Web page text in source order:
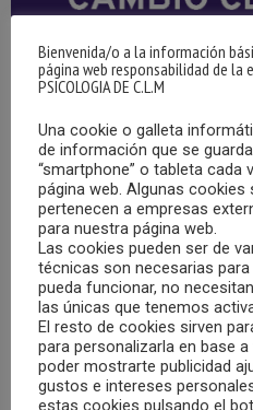
25/04/2024 – JORNADA
“REPERCUSIONES DEL
LA SEGURIDAD Y
29/04/2024
El 25 de abril de 2024
“Repercusiones del
salud en el trabajo”,
Seguridad y Salud en el
de Trabajo y Economía
Bienvenida/o a la información
página web responsabilidad de la
PSICOLOGIA DE C.L.M
Una cookie o galleta
de información que se
“smartphone” o tableta cada
página web. Algunas
pertenecen a empresas
para nuestra página web.
Las cookies pueden ser de
técnicas son necesarias
pueda funcionar, no
las únicas que tenemos
El resto de cookies sirven
para personalizarla en base
poder mostrarte publicidad
gustos e intereses
estas cookies pulsando el